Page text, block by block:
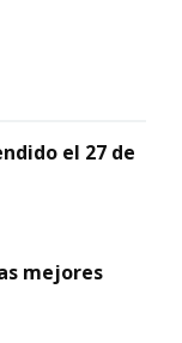
el 27 de
mejores